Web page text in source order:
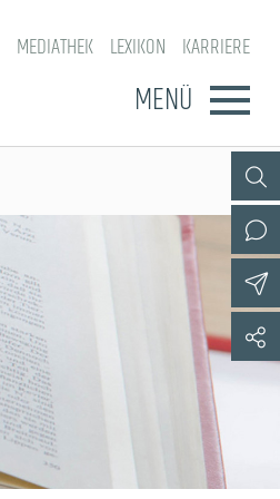
MEDIATHEK LEXIKON KARRIERE
MENÜ